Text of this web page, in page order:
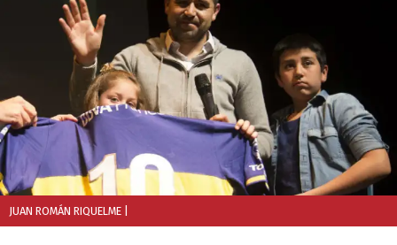
JUAN ROMÁN RIQUELME